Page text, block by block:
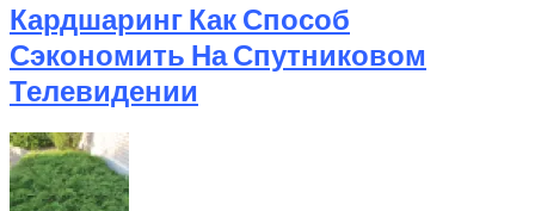
Кардшаринг Как Способ
Сэкономить На Спутниковом
Телевидении